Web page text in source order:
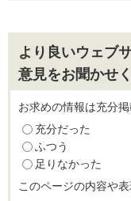
より良いウェブ
意見をお聞かせ
お求めの情報は充分
充分だった
ふつう
足りなかった
このページの内容や